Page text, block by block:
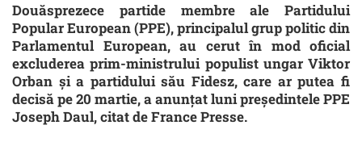
Douăsprezece partide membre ale Partidului
Popular European (PPE), principalul grup politic din
Parlamentul European, au cerut în mod oficial
excluderea prim-ministrului populist ungar Viktor
Orban şi a partidului său Fidesz, care ar putea fi
decisă pe 20 martie, a anunţat luni preşedintele PPE
Joseph Daul, citat de France Presse.